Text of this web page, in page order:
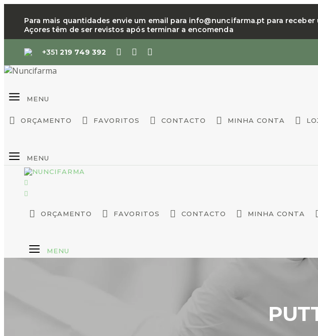
conteúdo
Para mais quantidades envie um email para info@nuncifarma.pt para
Açores têm de ser revistos após terminar a encomenda
+351219 749 392
MENU
ORÇAMENTO FAVORITOS CONTACTO MINHA CONTA
MENU
ORÇAMENTO FAVORITOS CONTACTO MINHA CONTA
MENU